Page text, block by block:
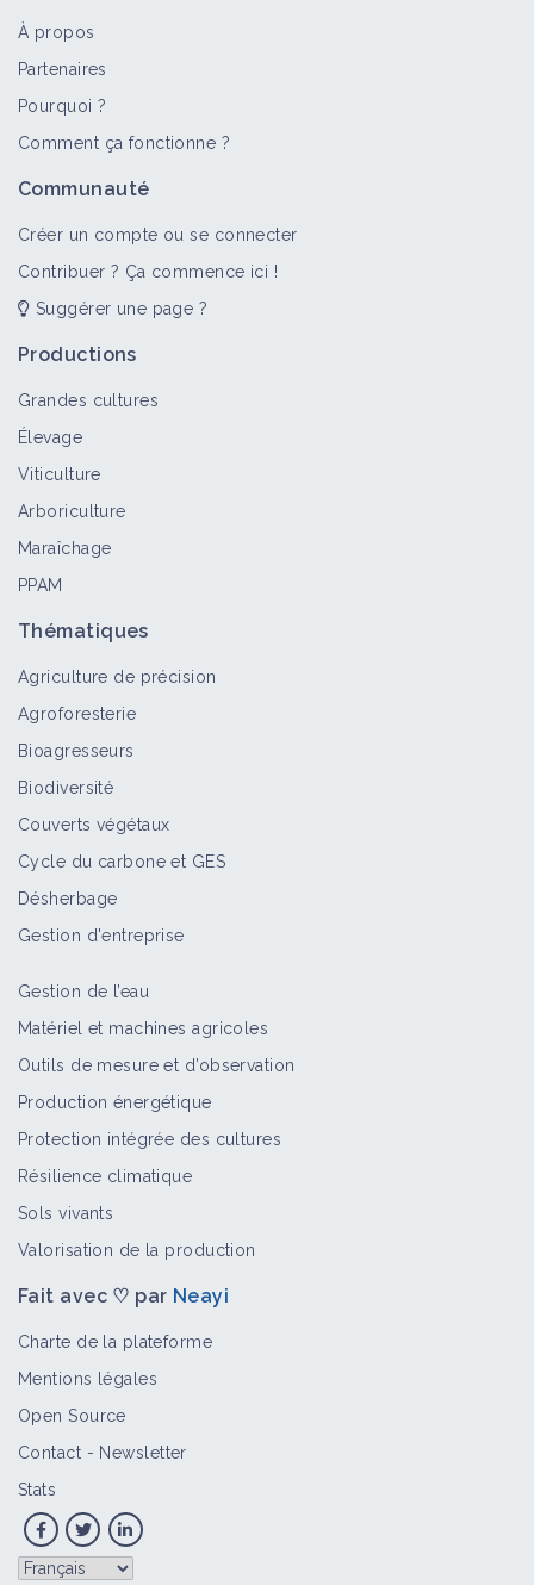
Adventices
Éthuse ciguë
Bioagresseur
À propos
Partenaires
Pourquoi ?
Comment ça fonctionne ?
Communauté
Créer un compte ou se connecter
Contribuer ? Ça commence ici !
Suggérer une page ?
Productions
Grandes cultures
Élevage
Viticulture
Arboriculture
Maraîchage
PPAM
Thématiques
Agriculture de précision
Agroforesterie
Bioagresseurs
Biodiversité
Couverts végétaux
Cycle du carbone et GES
Désherbage
Gestion d'entreprise
Gestion de l’eau
Matériel et machines agricoles
Outils de mesure et d’observation
Production énergétique
Protection intégrée des cultures
Résilience climatique
Sols vivants
Valorisation de la production
Fait avec ♡ par Neayi
Charte de la plateforme
Mentions légales
Open Source
Contact - Newsletter
Stats